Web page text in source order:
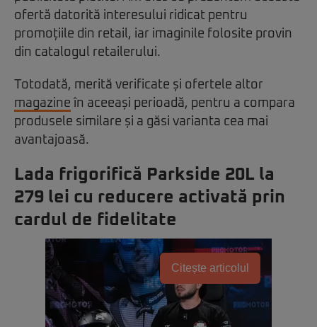
ofertă datorită interesului ridicat pentru
promoțiile din retail, iar imaginile folosite provin
din catalogul retailerului.
Totodată, merită verificate și ofertele altor
magazine în aceeași perioadă, pentru a compara
produsele similare și a găsi varianta cea mai
avantajoasă.
Lada frigorifică Parkside 20L la
279 lei cu reducere activată prin
cardul de fidelitate
Citește articolul